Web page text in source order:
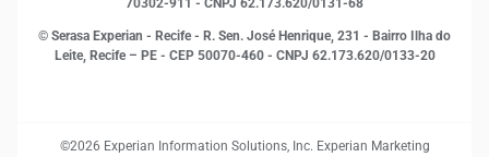
70302-911 - CNPJ 62.173.620/0131-68
© Serasa Experian - Recife - R. Sen. José Henrique, 231 - Bairro Ilha do
Leite, Recife – PE - CEP 50070-460 - CNPJ 62.173.620/0133-20
©2026 Experian Information Solutions, Inc. Experian Marketing